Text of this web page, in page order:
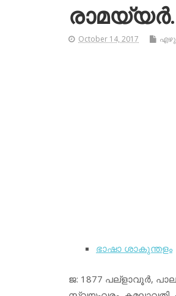
രാമയ്യര്‍.
October 14, 2017
ഭാഷാ ശാകുന്തളം
ജ: 1877 പല്‌ളാവൂര്‍,